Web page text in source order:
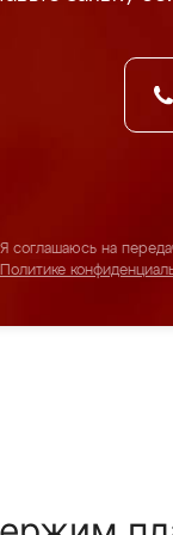
Я соглашаюсь на
Политике